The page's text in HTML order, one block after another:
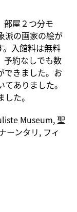
部屋２つ分モ
派の画家の絵が
。入館料は無料
予約なしでも数
できました。お
ありました。
た。
Museum, 聖
ーンタリ, フィ